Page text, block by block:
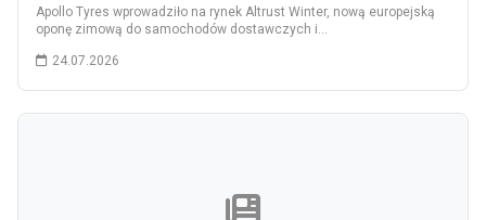
Apollo Tyres wprowadziło na rynek Altrust Winter, nową europejską
oponę zimową do samochodów dostawczych i…
24.07.2026